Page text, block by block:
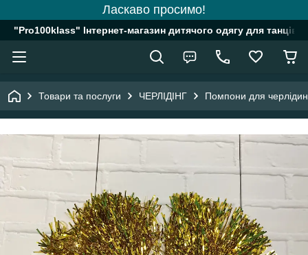
Ласкаво просимо!
"Pro100klass" Інтернет-магазин дитячого одягу для танців,
Товари та послуги ЧЕРЛІДІНГ Помпони для